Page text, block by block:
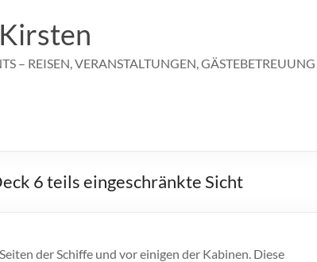
– REISEN, VERANSTALTUNGEN, GÄSTEBETREUUNG
6 teils eingeschränkte Sicht
der Schiffe und vor einigen der Kabinen. Diese